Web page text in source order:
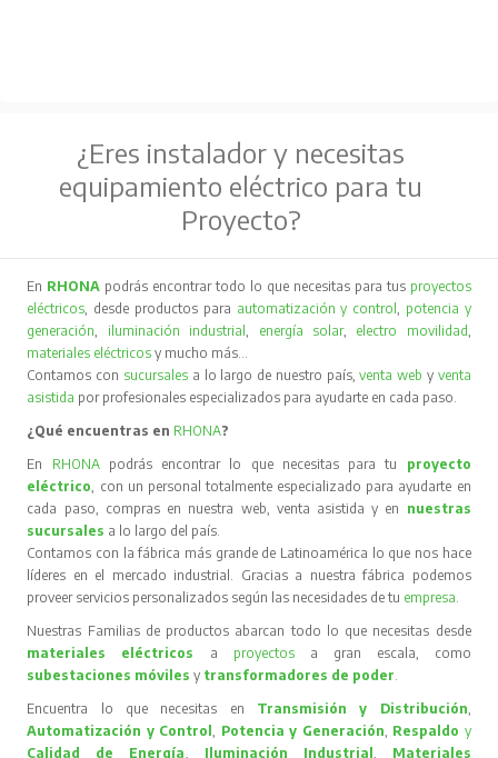
¿Eres instalador y necesitas
equipamiento eléctrico para tu
Proyecto?
En RHONA podrás encontrar todo lo que necesitas para tus proyectos
eléctricos , desde productos para automatización y control
potencia y
generación
iluminación industrial energía solar, electro movilidad
materiales eléctricos y mucho más…
Contamos con sucursales a lo largo de nuestro país,venta web y venta
asistida por profesionales especializados para ayudarte en cada paso.
¿Qué encuentras en RHONA?
En RHONA podrás encontrar lo que necesitas para tu proyecto
eléctrico , con un personal totalmente especializado para ayudarte en
cada paso, compras en nuestra web, venta asistida y en nuestras
sucursales a lo largo del país.
Contamos con la fábrica más grande de Latinoamérica lo que nos hace
líderes en el mercado industrial. Gracias a nuestra fábrica podemos
proveer servicios personalizados según las necesidades de tu empresa
Nuestras Familias de productos abarcan todo lo que necesitas desde
materiales eléctricos
a proyectos
a gran escala, como
subestaciones móvilesy transformadores de poder
Encuentra lo que necesitas en Transmisión y Distribución
Automatización y Control
Potencia y Generación Respaldo y
Calidad de Energía
Iluminación Industrial
Materiales